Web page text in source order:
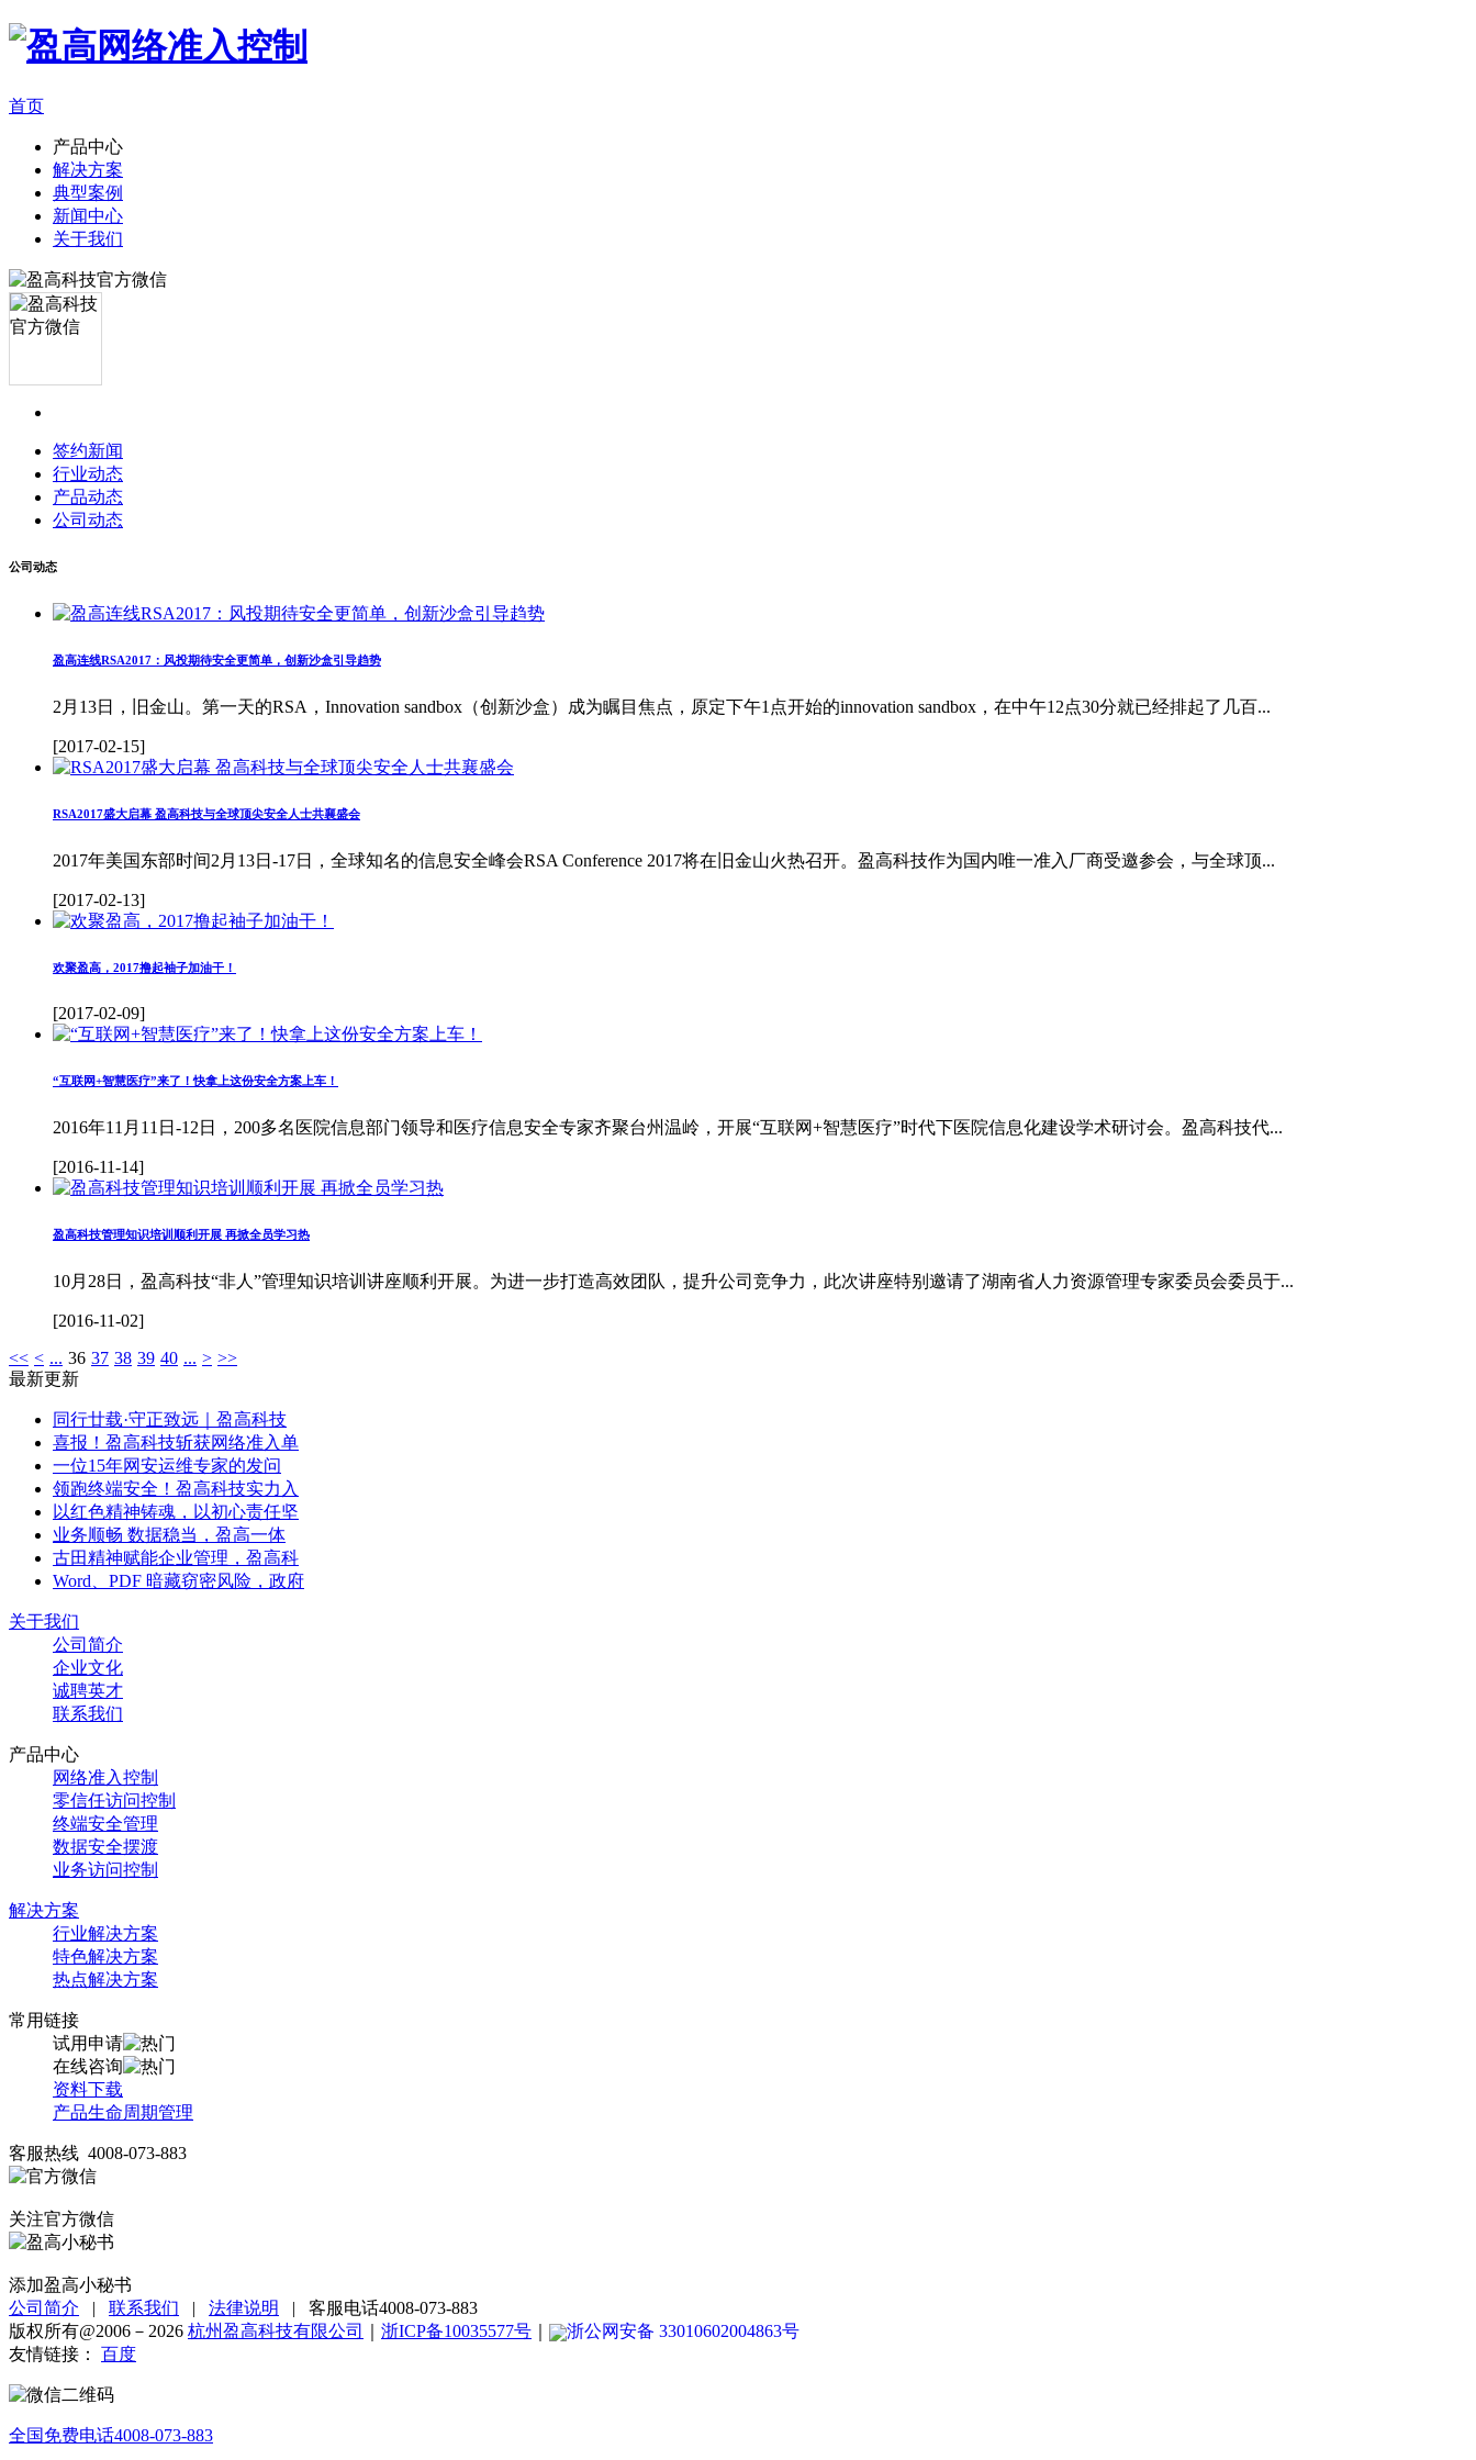
首页
产品中心
解决方案
典型案例
新闻中心
关于我们
签约新闻
行业动态
产品动态
公司动态
公司动态
盈高连线RSA2017：风投期待安全更简单，创新沙盒引导趋势
2月13日，旧金山。第一天的RSA，Innovation sandbox（创新沙盒）成为瞩目焦点，原定下午1点开始的innovation sandbox，在中午12点30分就已经排起了几百...
[2017-02-15]
RSA2017盛大启幕 盈高科技与全球顶尖安全人士共襄盛会
2017年美国东部时间2月13日-17日，全球知名的信息安全峰会RSA Conference 2017将在旧金山火热召开。盈高科技作为国内唯一准入厂商受邀参会，与全球顶...
[2017-02-13]
欢聚盈高，2017撸起袖子加油干！
[2017-02-09]
“互联网+智慧医疗”来了！快拿上这份安全方案上车！
2016年11月11日-12日，200多名医院信息部门领导和医疗信息安全专家齐聚台州温岭，开展“互联网+智慧医疗”时代下医院信息化建设学术研讨会。盈高科技代...
[2016-11-14]
盈高科技管理知识培训顺利开展 再掀全员学习热
10月28日，盈高科技“非人”管理知识培训讲座顺利开展。为进一步打造高效团队，提升公司竞争力，此次讲座特别邀请了湖南省人力资源管理专家委员会委员于...
[2016-11-02]
<< < ... 36 37 38 39 40 ... > >>
最新更新
同行廿载·守正致远｜盈高科技
喜报！盈高科技斩获网络准入单
一位15年网安运维专家的发问
领跑终端安全！盈高科技实力入
以红色精神铸魂，以初心责任坚
业务顺畅 数据稳当，盈高一体
古田精神赋能企业管理，盈高科
Word、PDF 暗藏窃密风险，政府
关于我们
公司简介
企业文化
诚聘英才
联系我们
产品中心
网络准入控制
零信任访问控制
终端安全管理
数据安全摆渡
业务访问控制
解决方案
行业解决方案
特色解决方案
热点解决方案
常用链接
试用申请
在线咨询
资料下载
产品生命周期管理
客服热线 4008-073-883
关注官方微信
添加盈高小秘书
公司简介 | 联系我们 | 法律说明 | 客服电话4008-073-883
版权所有@2006－2026 杭州盈高科技有限公司 浙ICP备10035577号
浙公网安备 33010602004863号
友情链接：
百度
全国免费电话4008-073-883